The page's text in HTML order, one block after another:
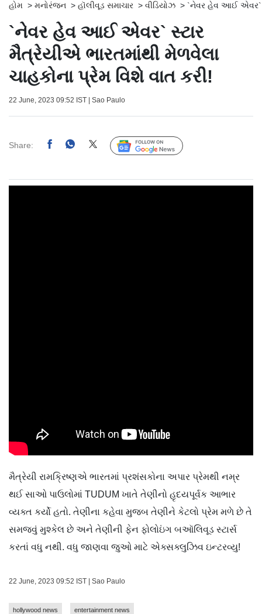
હોમ > મનોરંજન > હૉલીવૂડ સમાચાર > વીડિયોઝ > `નેવર હેવ આઈ એવર`
`નેવર હેવ આઈ એવર` સ્ટાર
મૈત્રેયીએ ભારતમાંથી મેળવેલા
ચાહકોના પ્રેમ વિશે વાત કરી!
22 June, 2023 09:52 IST | Sao Paulo
Share: Follow Us
મૈત્રેયી રામક્રિષ્ણએ ભારતમાં પ્રશંસકોના અપાર પ્રેમથી નમ્ર
થઈ સાઓ પાઉલોમાં TUDUM ખાતે તેણીનો હૃદયપૂર્વક આભાર
વ્યક્ત કર્યો હતો. તેણીના કહેવા મુજબ તેણીને કેટલો પ્રેમ મળે છે તે
સમજવું મુશ્કેલ છે અને તેણીની ફેન ફોલોઇંગ બઑલિવૂડ સ્ટાર્સ
કરતાં વધુ નથી. વધુ જાણવા જુઓ માટે એક્સક્લુઝિવ ઇન્ટરવ્યુ!
22 June, 2023 09:52 IST | Sao Paulo
hollywood news entertainment news